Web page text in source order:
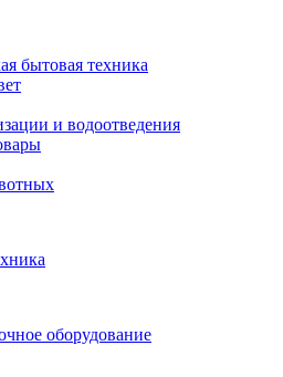
бытовая техника
и водоотведения
оборудование